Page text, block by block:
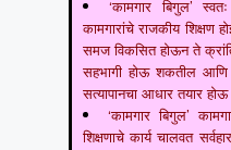
‘कामगार बिगुल’
कामगारांचे राजकीय शिक्षण
समज विकसित होऊन ते
सहभागी होऊ शकतील आणि
सत्यापानचा आधार तयार
‘कामगार बिगुल’
शिक्षणाचे कार्य चालवत